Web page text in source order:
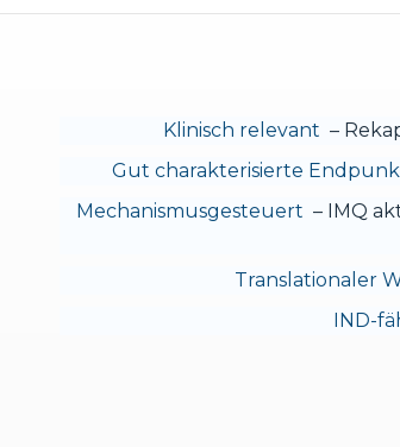
Klinisch relevant –
Gut charakterisierte
Mechanismusgesteuert – IMQ
Translationaler
IND-